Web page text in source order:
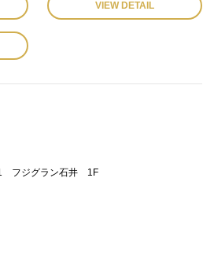
VIEW DETAIL
1 フジグラン石井 1F